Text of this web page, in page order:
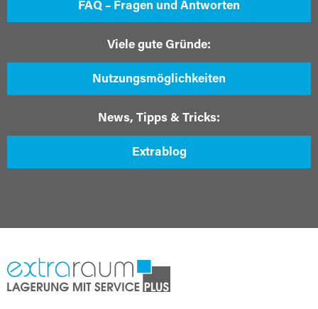
FAQ – Fragen und Antworten
Viele gute Gründe:
Nutzungsmöglichkeiten
News, Tipps & Tricks:
Extrablog